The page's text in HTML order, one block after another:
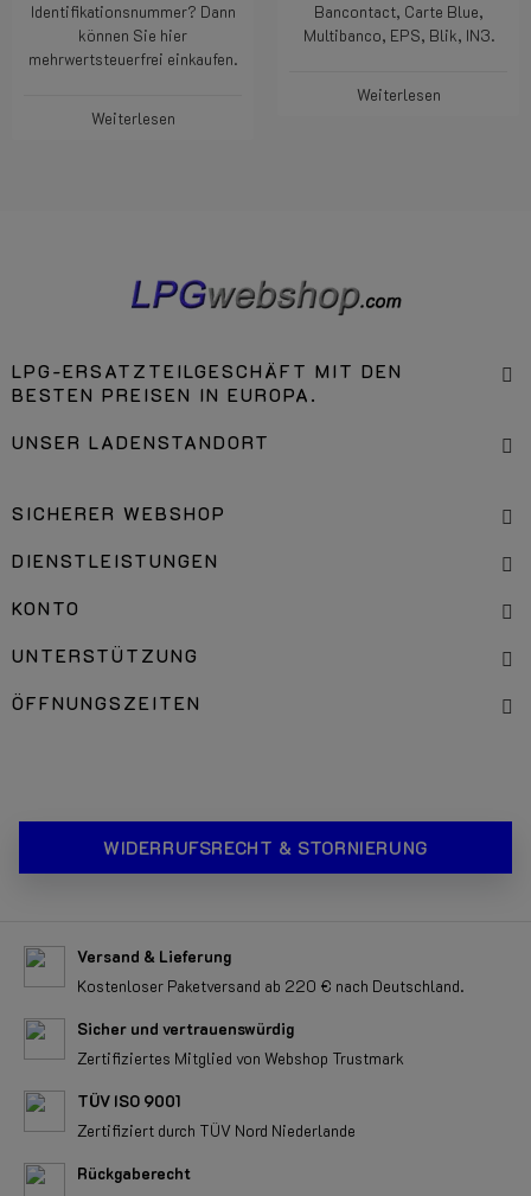
Identifikationsnummer? Dann
können Sie hier
mehrwertsteuerfrei einkaufen.
Weiterlesen
Bancontact, Carte Blue,
Multibanco, EPS, Blik, IN3.
Weiterlesen
LPG-ERSATZTEILGESCHÄFT MIT DEN
BESTEN PREISEN IN EUROPA.
UNSER LADENSTANDORT
SICHERER WEBSHOP
DIENSTLEISTUNGEN
KONTO
UNTERSTÜTZUNG
ÖFFNUNGSZEITEN
WIDERRUFSRECHT & STORNIERUNG
Versand & Lieferung
Kostenloser Paketversand ab 220 € nach Deutschland.
Sicher und vertrauenswürdig
Zertifiziertes Mitglied von Webshop Trustmark
TÜV ISO 9001
Zertifiziert durch TÜV Nord Niederlande
Rückgaberecht